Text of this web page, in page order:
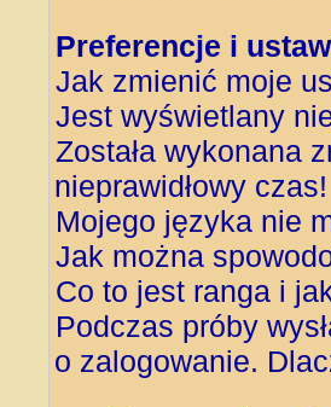
Preferencje i
Jak zmienić moje
Jest wyświetlany
Została wykonana
nieprawidłowy czas!
Mojego języka nie
Jak można
Co to jest ranga i
Podczas próby
o zalogowanie.